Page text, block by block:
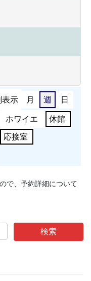
表示 月 週 日
ホワイエ 休館
応接室
で、予約詳細について